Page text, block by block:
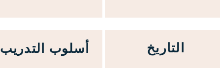
أسلوب التدريب التاريخ